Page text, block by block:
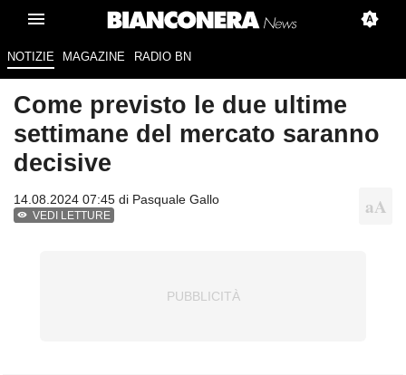
NOTIZIE MAGAZINE RADIO BN
Come previsto le due ultime
settimane del mercato saranno
decisive
14.08.2024 07:45 di Pasquale Gallo
VEDI LETTURE